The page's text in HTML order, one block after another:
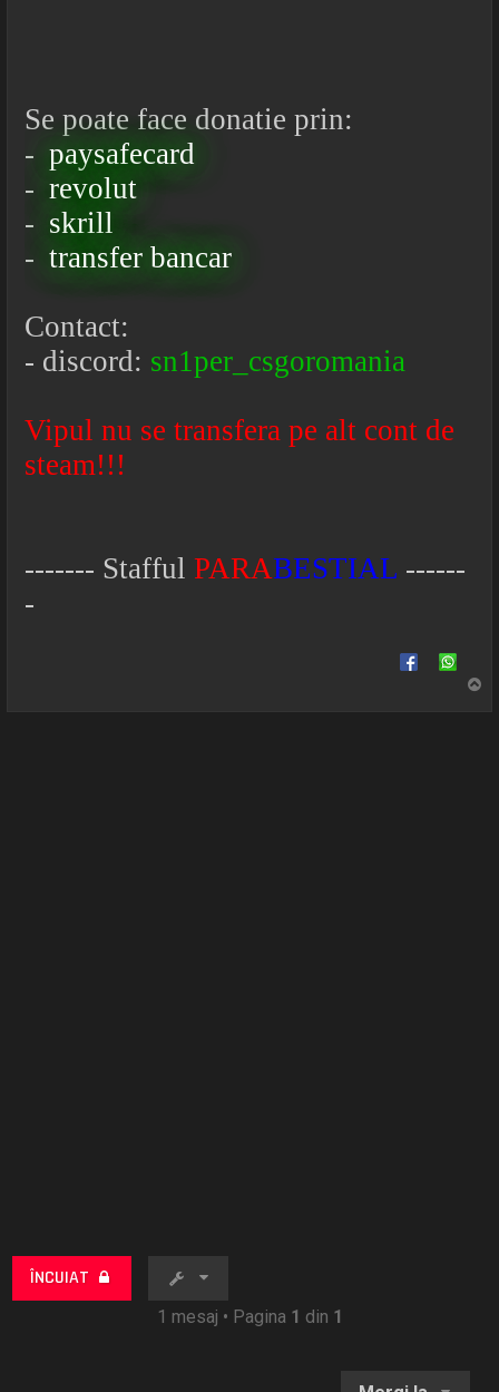
Se poate face donatie prin:
- paysafecard
- revolut
- skrill
- transfer bancar
Contact:
- discord: sn1per_csgoromania
Vipul nu se transfera pe alt cont de
steam!!!
------- StaffulPARABESTIAL ------
-
ÎNCUIAT
1 mesaj • Pagina 1 din 1